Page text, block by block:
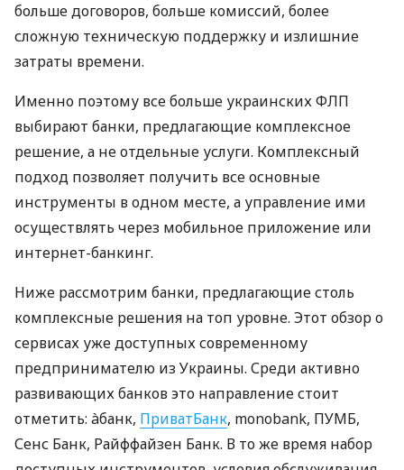
больше договоров, больше комиссий, более
сложную техническую поддержку и излишние
затраты времени.
Именно поэтому все больше украинских ФЛП
выбирают банки, предлагающие комплексное
решение, а не отдельные услуги. Комплексный
подход позволяет получить все основные
инструменты в одном месте, а управление ими
осуществлять через мобильное приложение или
интернет-банкинг.
Ниже рассмотрим банки, предлагающие столь
комплексные решения на топ уровне. Этот обзор о
сервисах уже доступных современному
предпринимателю из Украины. Среди активно
развивающих банков это направление стоит
отметить: àбанк, ПриватБанк, monobank, ПУМБ,
Сенс Банк, Райффайзен Банк. В то же время набор